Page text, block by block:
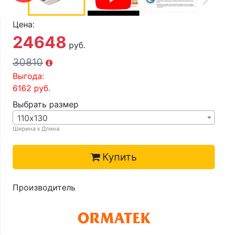
Доставка по городу
Цена:
24648 руб.
30810
Выгода:
6162 руб.
Выбрать размер
110х130
Ширина х Длина
Купить
Производитель